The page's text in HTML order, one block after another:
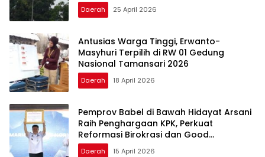
Daerah 25 April 2026
Antusias Warga Tinggi, Erwanto-
Masyhuri Terpilih di RW 01 Gedung
Nasional Tamansari 2026
Daerah 18 April 2026
Pemprov Babel di Bawah Hidayat Arsani
Raih Penghargaan KPK, Perkuat
Reformasi Birokrasi dan Good
Governance
Daerah 15 April 2026